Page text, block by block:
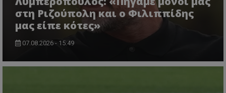
στη Ριζούπολη και ο Φιλιππίδης
μας είπε κότες»
07.08.2026 - 15:49